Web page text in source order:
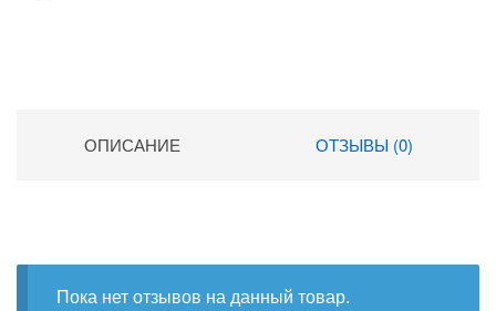
ОПИСАНИЕ ОТЗЫВЫ (0)
Пока нет отзывов на данный товар.